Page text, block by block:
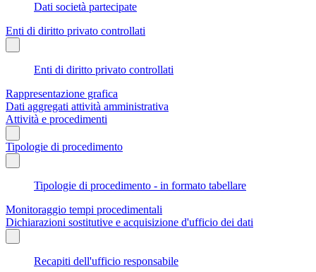
Dati società partecipate
Enti di diritto privato controllati
Enti di diritto privato controllati
Rappresentazione grafica
Dati aggregati attività amministrativa
Attività e procedimenti
Tipologie di procedimento
Tipologie di procedimento - in formato tabellare
Monitoraggio tempi procedimentali
Dichiarazioni sostitutive e acquisizione d'ufficio dei dati
Recapiti dell'ufficio responsabile